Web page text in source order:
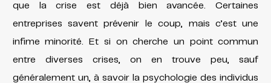
que la crise est déjà bien avancée. Certaines
entreprises savent prévenir le coup, mais c’est une
infime minorité. Et si on cherche un point commun
entre diverses crises, on en trouve peu, sauf
généralement un, à savoir la psychologie des individus